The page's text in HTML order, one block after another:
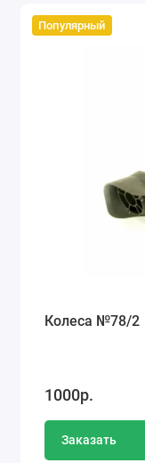
Популярный
Колеса №78/2
1000р.
Заказать